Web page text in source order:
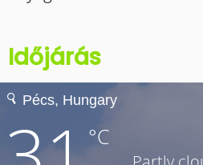
Időjárás